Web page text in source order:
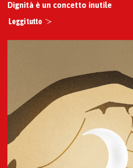
Dignità è un concetto inutile
Leggi tutto